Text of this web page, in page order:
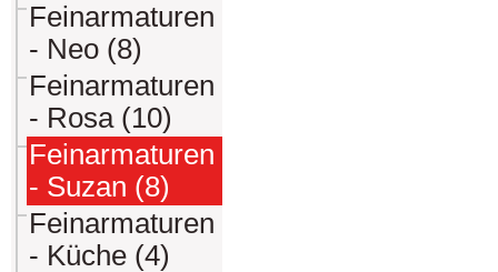
Feinarmaturen
- Neo (8)
Feinarmaturen
- Rosa (10)
Feinarmaturen
- Suzan (8)
Feinarmaturen
- Küche (4)